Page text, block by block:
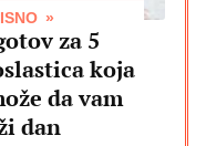
za 5
koja
da vam
dan